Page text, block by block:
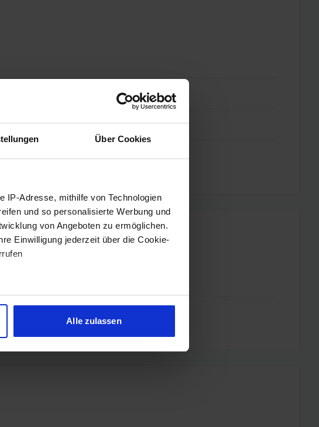
Über Cookies
IP-Adresse, mithilfe von Technologien
und so personalisierte Werbung und
von Angeboten zu ermöglichen.
Einwilligung jederzeit über die Cookie-
genau sein können
Sie Ihre Präferenzen im
Alle zulassen